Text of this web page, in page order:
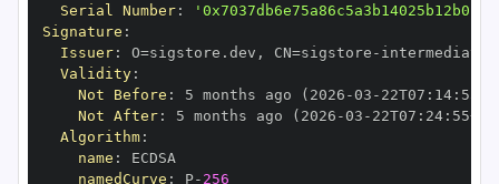
Serial Number:
Signature :
Issuer: O=sigstore.dev , CN=sigstore -
Validity:
Not Before : 5 months ago (2026 -03 - 22T07 : 14:
Not After: 5 months ago (2026 -03 - 22T07 : 24: 55+00
Algorithm:
name :
namedCurve : P- 256